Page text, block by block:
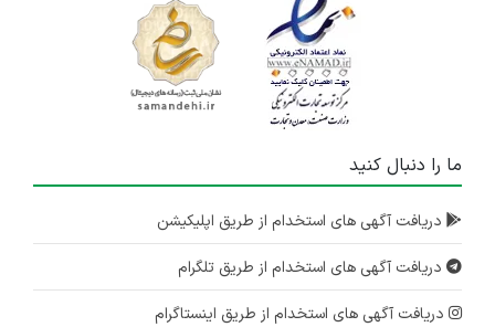
ما را دنبال کنید
دریافت آگهی های استخدام از طریق اپلیکیشن
دریافت آگهی های استخدام از طریق تلگرام
دریافت آگهی های استخدام از طریق اینستاگرام